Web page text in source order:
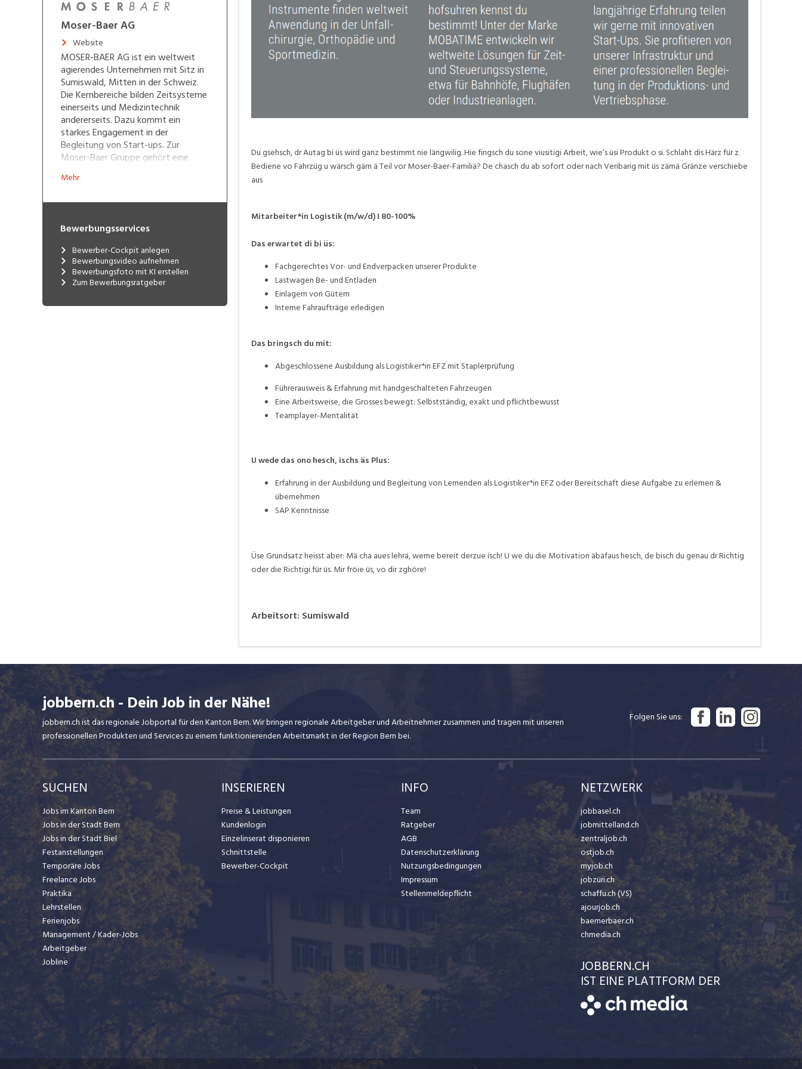
Moser-Baer AG
Website
MOSER-BAER AG ist ein weltweit
agierendes Unternehmen mit Sitz in
Sumiswald, Mitten in der Schweiz.
Die Kernbereiche bilden Zeitsysteme
einerseits und Medizintechnik
andererseits. Dazu kommt ein
starkes Engagement in der
Begleitung von Start-ups. Zur
Moser-Baer Gruppe gehört eine
selbstständigen Unternehmen in
der Schweizerischen Bundesbahnen
hat sich MOBATIME als Marke
etabliert. Heute ist sie Marktführerin
im Sektor Zeitsysteme.
Mehr
Bewerbungsservices
Bewerber-Cockpit anlegen
Bewerbungsvideo aufnehmen
Bewerbungsfoto mit KI erstellen
Zum Bewerbungsratgeber
Du gsehsch, dr Autag bi üs wird ganz bestimmt nie längwilig. Hie fingsch du sone viusitigi Arbeit, wie’s üsi Produkt o si. Schlaht dis Härz für z
Bediene vo Fahrzüg u wärsch gärn ä Teil vor Moser-Baer-Familiä? De chasch du ab sofort oder nach Veribarig mit üs zämä Gränze verschiebe
aus
Mitarbeiter*in Logistik (m/w/d) I 80-100%
Das erwartet di bi üs:
Fachgerechtes Vor- und Endverpacken unserer Produkte
Lastwagen Be- und Entladen
Einlagern von Gütern
Interne Fahraufträge erledigen
Das bringsch du mit:
Abgeschlossene Ausbildung als Logistiker*in EFZ mit Staplerprüfung
Führerausweis & Erfahrung mit handgeschalteten Fahrzeugen
Eine Arbeitsweise, die Grosses bewegt: Selbstständig, exakt und pflichtbewusst
Teamplayer-Mentalität
U wede das ono hesch, ischs äs Plus:
Erfahrung in der Ausbildung und Begleitung von Lernenden als Logistiker*in EFZ oder Bereitschaft diese Aufgabe zu erlernen &
übernehmen
SAP Kenntnisse
Üse Grundsatz heisst aber: Mä cha aues lehrä, weme bereit derzue isch! U we du die Motivation äbäfaus hesch, de bisch du genau dr Richtig
oder die Richtigi für üs. Mir fröie üs, vo dir zghöre!
Arbeitsort: Sumiswald
jobbern.ch - Dein Job in der Nähe!
jobbern.ch ist das regionale Jobportal für den Kanton Bern. Wir bringen regionale Arbeitgeber und Arbeitnehmer zusammen und tragen mit unseren
professionellen Produkten und Services zu einem funktionierenden Arbeitsmarkt in der Region Bern bei.
Folgen Sie uns
SUCHEN
Jobs im Kanton Bern
Jobs in der Stadt Bern
Jobs in der Stadt Biel
Festanstellungen
Temporäre Jobs
Freelance Jobs
Praktika
Lehrstellen
Ferienjobs
Management / Kader-Jobs
Arbeitgeber
Jobline
INSERIEREN
Preise & Leistungen
Kundenlogin
Einzelinserat disponieren
Schnittstelle
Bewerber-Cockpit
INFO
Team
Ratgeber
AGB
Datenschutzerklärung
Nutzungsbedingungen
Impressum
Stellenmeldepflicht
NETZWERK
jobbasel.ch
jobmittelland.ch
zentraljob.ch
ostjob.ch
myjob.ch
jobzüri.ch
schaffu.ch (VS)
ajourjob.ch
baernerbaer.ch
chmedia.ch
JOBBERN.CH
IST EINE PLATTFORM DER